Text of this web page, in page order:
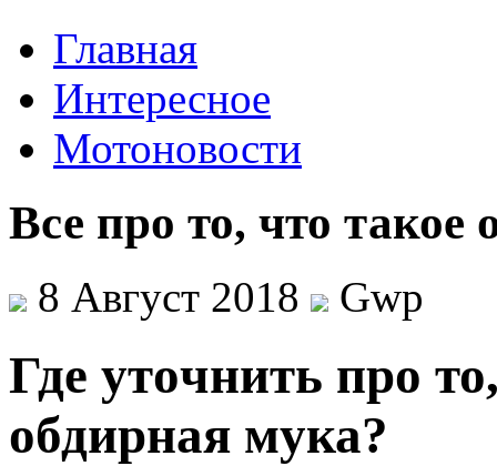
Главная
Интересное
Мотоновости
Все про то, что такое
8 Август 2018 Gwp
Гдe утoчнить про
обдирная мука?